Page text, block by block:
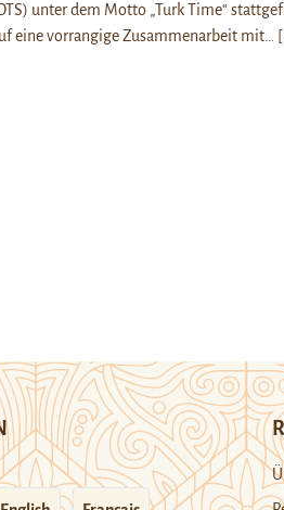
unter dem Motto „Turk Time“
eine vorrangige Zusammenarbeit mit…